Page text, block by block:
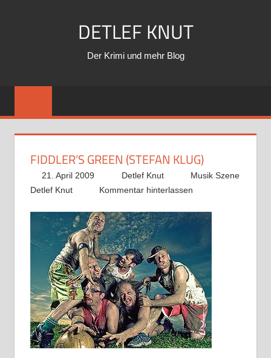
DETLEF KNUT
Der Krimi und mehr Blog
FIDDLER’S GREEN (STEFAN KLUG)
21. April 2009 Detlef Knut
Musik Szene
Detlef Knut
Kommentar hinterlassen